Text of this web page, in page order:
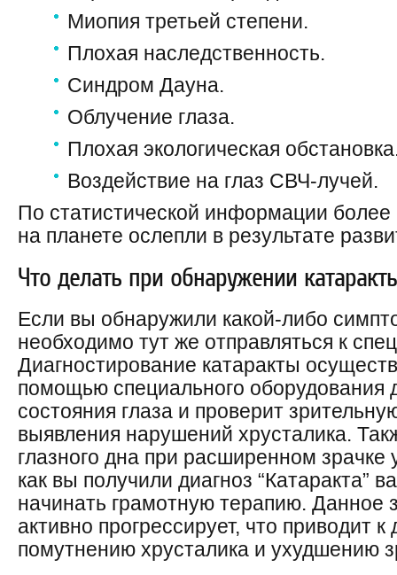
Миопия третьей степени.
Плохая наследственность.
Синдром Дауна.
Облучение глаза.
Плохая экологическая
Воздействие на глаз СВЧ-лучей.
По статистической информации
на планете ослепли в результате
Что делать при обнаружении
Если вы обнаружили какой-либо
необходимо тут же отправляться к
Диагностирование катаракты
помощью специального оборудования
состояния глаза и проверит
выявления нарушений хрусталика.
глазного дна при расширенном зрачке
как вы получили диагноз “Катаракта”
начинать грамотную терапию. Данное
активно прогрессирует, что приводит
помутнению хрусталика и ухудшению